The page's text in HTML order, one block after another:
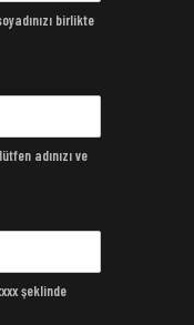
birlikte
adınızı ve
şeklinde